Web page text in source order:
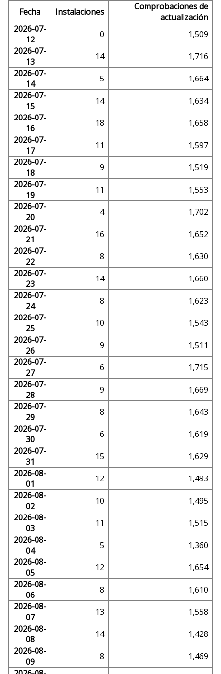
Fecha Instalaciones
Comprobaciones de
actualización
2026-07-
12
0
1,509
2026-07-
13
14
1,716
2026-07-
14
5
1,664
2026-07-
15
14
1,634
2026-07-
16
18
1,658
2026-07-
17
11
1,597
2026-07-
18
9
1,519
2026-07-
19
11
1,553
2026-07-
20
4
1,702
2026-07-
21
16
1,652
2026-07-
22
8
1,630
2026-07-
23
14
1,660
2026-07-
24
8
1,623
2026-07-
25
10
1,543
2026-07-
26
9
1,511
2026-07-
27
6
1,715
2026-07-
28
9
1,669
2026-07-
29
8
1,643
2026-07-
30
6
1,619
2026-07-
31
15
1,629
2026-08-
01
12
1,493
2026-08-
02
10
1,495
2026-08-
03
11
1,515
2026-08-
04
5
1,360
2026-08-
05
12
1,654
2026-08-
06
8
1,610
2026-08-
07
13
1,558
2026-08-
08
14
1,428
2026-08-
09
8
1,469